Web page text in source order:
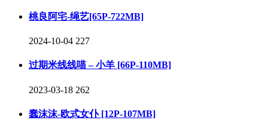
桃良阿宅-绳艺[65P-722MB]
2024-10-04 227
过期米线线喵 – 小羊 [66P-110MB]
2023-03-18 262
蠢沫沫-欧式女仆 [12P-107MB]